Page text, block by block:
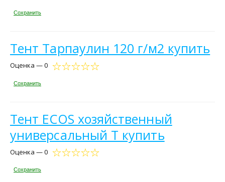
Сохранить
Тент Тарпаулин 120 г/м2 купить
Оценка — 0
Сохранить
Тент ECOS хозяйственный
универсальный T купить
Оценка — 0
Сохранить